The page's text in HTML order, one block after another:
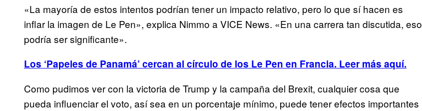
«La mayoría de estos intentos podrían tener un impacto relativo, pero lo que sí hacen es
inflar la imagen de Le Pen», explica Nimmo a VICE News. «En una carrera tan discutida, eso
podría ser significante».
Los ‘Papeles de Panamá’ cercan al círculo de los Le Pen en Francia. Leer más aquí.
Como pudimos ver con la victoria de Trump y la campaña del Brexit, cualquier cosa que
pueda influenciar el voto, así sea en un porcentaje mínimo, puede tener efectos importantes